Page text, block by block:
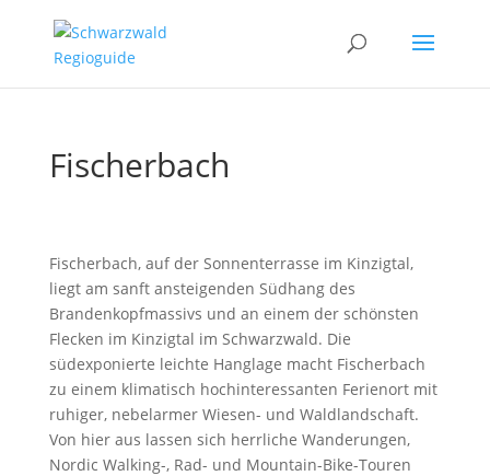
Fischerbach
Fischerbach, auf der Sonnenterrasse im Kinzigtal,
liegt am sanft ansteigenden Südhang des
Brandenkopfmassivs und an einem der schönsten
Flecken im Kinzigtal im Schwarzwald. Die
südexponierte leichte Hanglage macht Fischerbach
zu einem klimatisch hochinteressanten Ferienort mit
ruhiger, nebelarmer Wiesen- und Waldlandschaft.
Von hier aus lassen sich herrliche Wanderungen,
Nordic Walking-, Rad- und Mountain-Bike-Touren